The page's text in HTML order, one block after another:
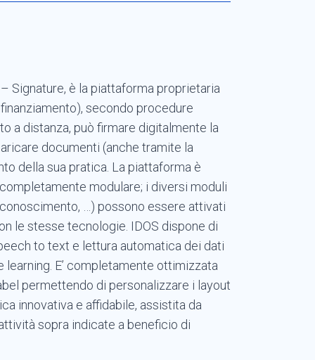
Signature, è la piattaforma proprietaria
secondo procedure
a distanza, può firmare digitalmente la
documenti (anche tramite la
della sua pratica. La piattaforma è
modulare; i diversi moduli
…) possono essere attivati
le stesse tecnologie. IDOS dispone di
to text e lettura automatica dei dati
E’ completamente ottimizzata
permettendo di personalizzare i layout
innovativa e affidabile, assistita da
sopra indicate a beneficio di